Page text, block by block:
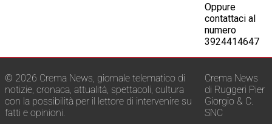
Oppure
contattaci al
numero
3924414647
© 2026 Crema News, giornale telematico di
notizie, cronaca, attualità, spettacoli, cultura
con la possibilità per il lettore di intervenire su
fatti e opinioni.
Crema News
di Ruggeri Pier
Giorgio & C.
SNC